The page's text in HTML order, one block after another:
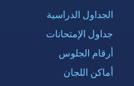
الجداول الدراسية
جداول الإمتحانات
أرقام الجلوس
أماكن اللجان